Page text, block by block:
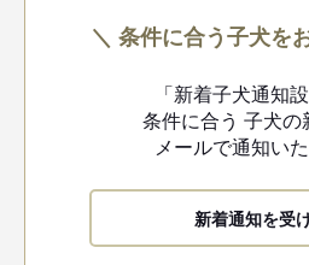
＼ 条件に合う子犬を
「新着子犬通知
条件に合う 子犬の
メールで通知い
新着通知を受